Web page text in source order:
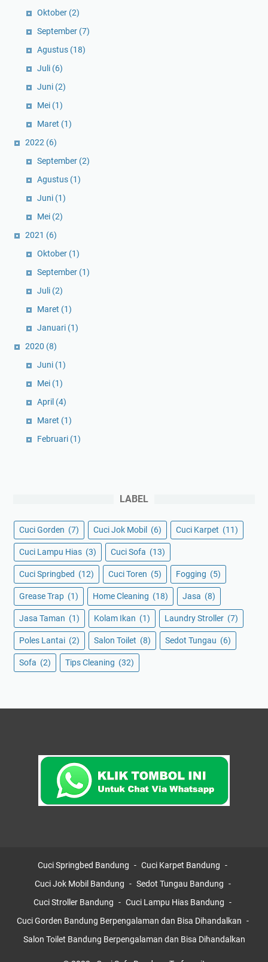
Oktober (2)
September (7)
Agustus (18)
Juli (6)
Juni (2)
Mei (1)
Maret (1)
2022 (6)
September (2)
Agustus (1)
Juni (1)
Mei (2)
2021 (6)
Oktober (1)
September (1)
Juli (2)
Maret (1)
Januari (1)
2020 (8)
Juni (1)
Mei (1)
April (4)
Maret (1)
Februari (1)
LABEL
Cuci Gorden (7) Cuci Jok Mobil (6) Cuci Karpet (11)
Cuci Lampu Hias (3) Cuci Sofa (13)
Cuci Springbed (12) Cuci Toren (5) Fogging (5)
Grease Trap (1) Home Cleaning (18) Jasa (8)
Jasa Taman (1) Kolam Ikan (1) Laundry Stroller (7)
Poles Lantai (2) Salon Toilet (8) Sedot Tungau (6)
Sofa (2) Tips Cleaning (32)
Cuci Springbed Bandung
Cuci Karpet Bandung
Cuci Jok Mobil Bandung
Sedot Tungau Bandung
Cuci Stroller Bandung
Cuci Lampu Hias Bandung
Cuci Gorden Bandung Berpengalaman dan Bisa Dihandalkan
Salon Toilet Bandung Berpengalaman dan Bisa Dihandalkan